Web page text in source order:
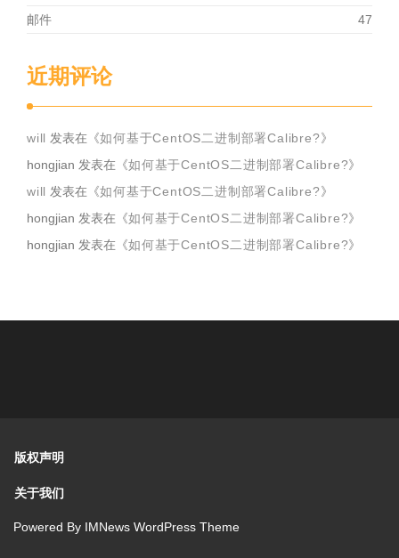
邮件
47
近期评论
will 发表在《如何基于CentOS二进制部署Calibre?》
hongjian 发表在《如何基于CentOS二进制部署Calibre?》
will 发表在《如何基于CentOS二进制部署Calibre?》
hongjian 发表在《如何基于CentOS二进制部署Calibre?》
hongjian 发表在《如何基于CentOS二进制部署Calibre?》
版权声明
关于我们
Powered By IMNews WordPress Theme